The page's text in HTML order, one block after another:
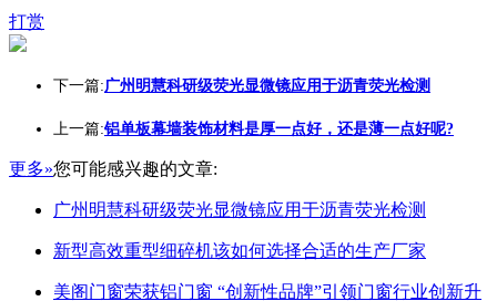
打赏
下一篇:广州明慧科研级荧光显微镜应用于沥青荧光检测
上一篇:铝单板幕墙装饰材料是厚一点好，还是薄一点好呢?
更多»您可能感兴趣的文章:
广州明慧科研级荧光显微镜应用于沥青荧光检测
新型高效重型细碎机该如何选择合适的生产厂家
美阁门窗荣获铝门窗 “创新性品牌”引领门窗行业创新升